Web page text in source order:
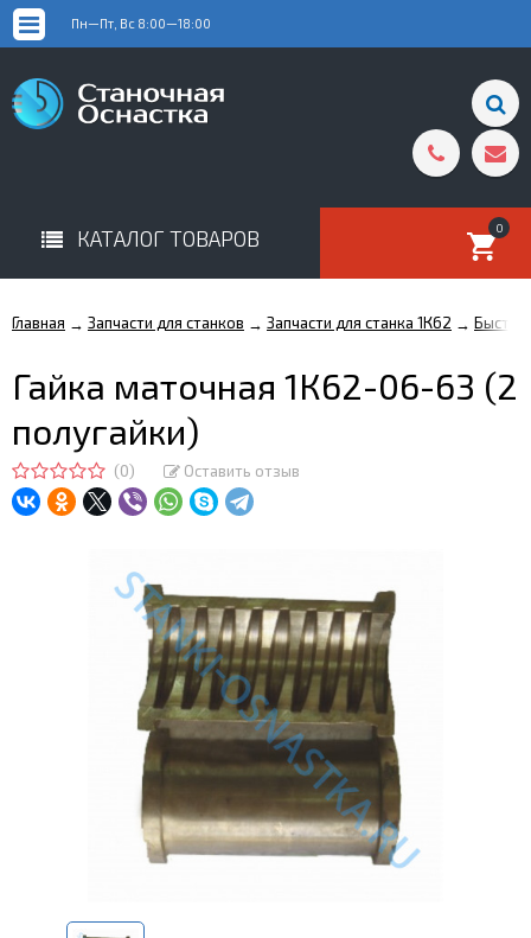
Пн—Пт, Вс 8:00—18:00
КАТАЛОГ ТОВАРОВ 0
Главная → Запчасти для станков → Запчасти для станка 1К62 →
Гайка маточная 1К62-06-63 (2
полугайки)
(0) Оставить отзыв